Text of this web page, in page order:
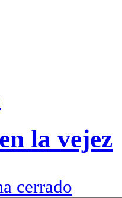
la vejez
cerrado